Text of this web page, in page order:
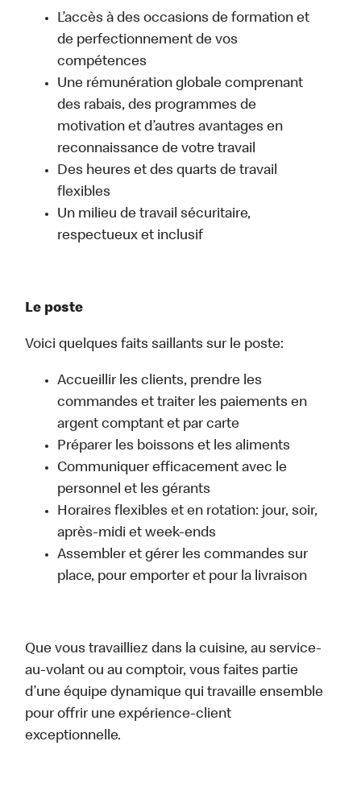
L’accès à des occasions de formation et
de perfectionnement de vos
compétences
Une rémunération globale comprenant
des rabais, des programmes de
motivation et d’autres avantages en
reconnaissance de votre travail
Des heures et des quarts de travail
flexibles
Un milieu de travail sécuritaire,
respectueux et inclusif
Le poste
Voici quelques faits saillants sur le poste:
Accueillir les clients, prendre les
commandes et traiter les paiements en
argent comptant et par carte
Préparer les boissons et les aliments
Communiquer efficacement avec le
personnel et les gérants
Horaires flexibles et en rotation: jour, soir,
après-midi et week-ends
Assembler et gérer les commandes sur
place, pour emporter et pour la livraison
Que vous travailliez dans la cuisine, au service-
au-volant ou au comptoir, vous faites partie
d’une équipe dynamique qui travaille ensemble
pour offrir une expérience-client
exceptionnelle.